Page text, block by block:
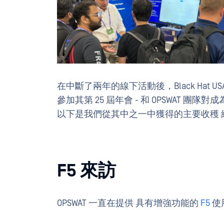
在中斷了兩年的線下活動後，Black Hat
參加其第 25 屆年會 - 和 OPSWAT 團隊對
以下是我們從其中之一中獲得的主要收穫
F5 來訪
OPSWAT 一直在提供 具有增強功能的 F5使